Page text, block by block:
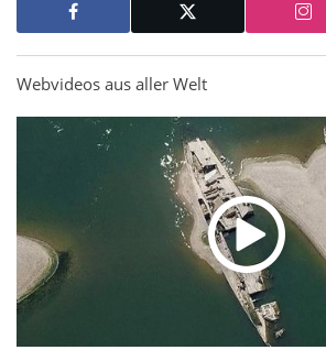
Webvideos aus aller Welt